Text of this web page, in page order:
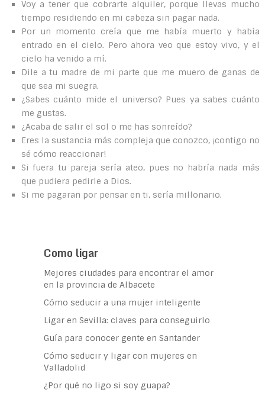
Voy a tener que cobrarte alquiler, porque llevas mucho
tiempo residiendo en mi cabeza sin pagar nada.
Por un momento creía que me había muerto y había
entrado en el cielo. Pero ahora veo que estoy vivo, y el
cielo ha venido a mí.
Dile a tu madre de mi parte que me muero de ganas de
que sea mi suegra.
¿Sabes cuánto mide el universo? Pues ya sabes cuánto
me gustas.
¿Acaba de salir el sol o me has sonreído?
Eres la sustancia más compleja que conozco, ¡contigo no
sé cómo reaccionar!
Si fuera tu pareja sería ateo, pues no habría nada más
que pudiera pedirle a Dios.
Si me pagaran por pensar en ti, sería millonario.
Como ligar
Mejores ciudades para encontrar el amor
en la provincia de Albacete
Cómo seducir a una mujer inteligente
Ligar en Sevilla: claves para conseguirlo
Guía para conocer gente en Santander
Cómo seducir y ligar con mujeres en
Valladolid
¿Por qué no ligo si soy guapa?